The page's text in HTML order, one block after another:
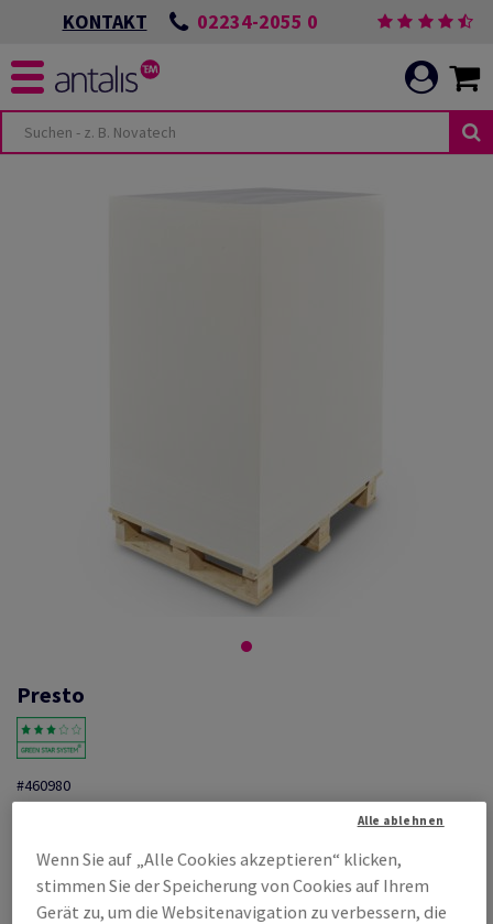
KONTAKT 02234-2055 0
Presto
#460980
Presto, glänzend, einseitig gestrichen, weiss, Recycling, GD2,
abgesteckt zu 100 Bogen, FSC Mix Credit
Produktinformation
Produkt weiterempfehlen
Wenn Sie auf „Alle Cookies akzeptieren“ klicken,
stimmen Sie der Speicherung von Cookies auf Ihrem
Gerät zu, um die Websitenavigation zu verbessern, die
Alle ablehnen